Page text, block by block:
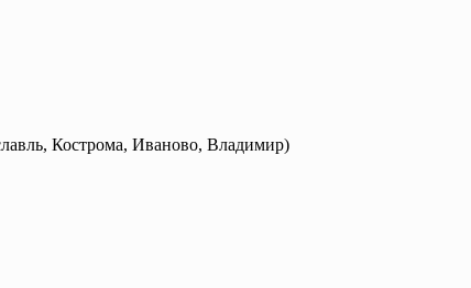
Кострома, Иваново, Владимир)